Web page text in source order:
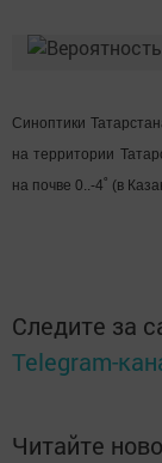
Синоптики
на территории
на почве 0..-4˚ (в
Следите за
Telegram-
Читайте